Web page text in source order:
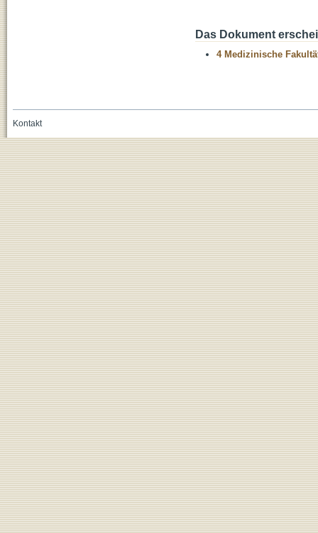
Das Dokument
4 Medizinische
Kontakt